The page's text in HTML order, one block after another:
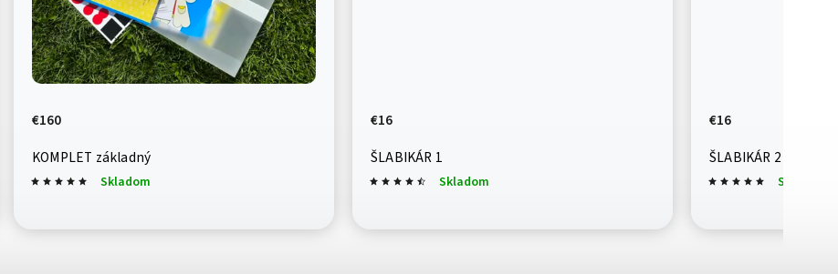
KOMPLET základný
Skladom
€160
ŠLABIKÁR 1
Skladom
€16
ŠLABIKÁR 2
Skladom
€16